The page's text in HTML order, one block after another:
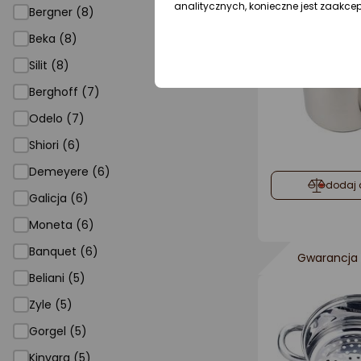
Bergner (8)
Beka (8)
Silit (8)
Berghoff (7)
Odelo (7)
Shiori (6)
Demeyere (6)
Galicja (6)
Moneta (6)
Banquet (6)
Beliani (5)
Zyle (5)
Gorgel (5)
Kinvara (5)
dodaj
Gwarancja
analitycznych, konieczne jest